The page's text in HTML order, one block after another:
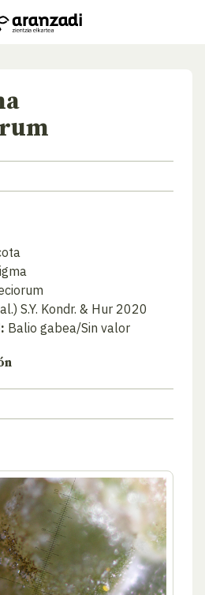
S.Y. Kondr. & Hur 2020
Balio gabea/Sin valor